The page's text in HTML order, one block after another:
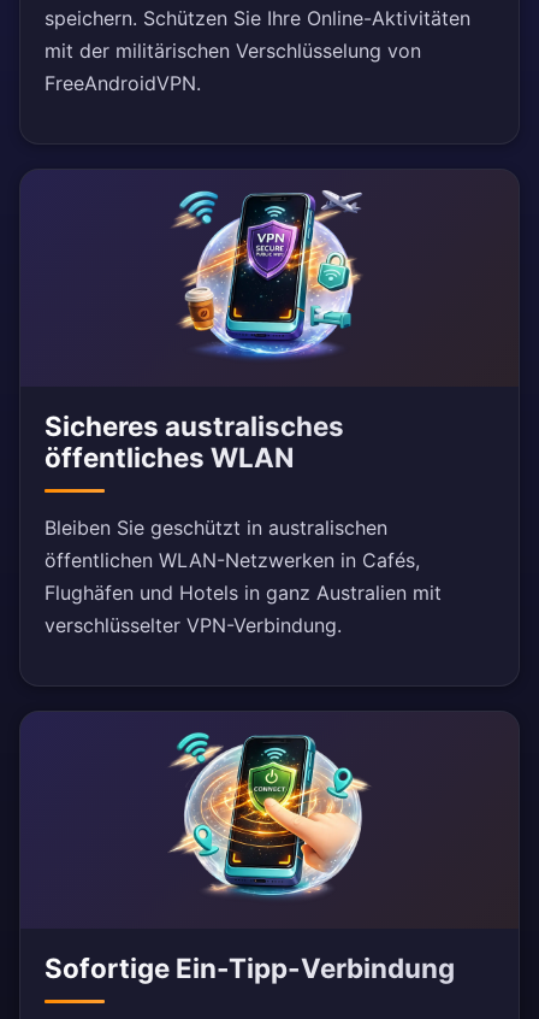
speichern. Schützen Sie Ihre Online-Aktivitäten
mit der militärischen Verschlüsselung von
FreeAndroidVPN.
Sicheres australisches
öffentliches WLAN
Bleiben Sie geschützt in australischen
öffentlichen WLAN-Netzwerken in Cafés,
Flughäfen und Hotels in ganz Australien mit
verschlüsselter VPN-Verbindung.
Sofortige Ein-Tipp-Verbindung